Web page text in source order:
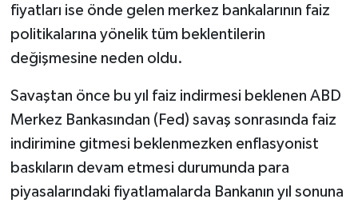
fiyatları ise önde gelen merkez bankalarının faiz
politikalarına yönelik tüm beklentilerin
değişmesine neden oldu.
Savaştan önce bu yıl faiz indirmesi beklenen ABD
Merkez Bankasından (Fed) savaş sonrasında faiz
indirimine gitmesi beklenmezken enflasyonist
baskıların devam etmesi durumunda para
piyasalarındaki fiyatlamalarda Bankanın yıl sonuna